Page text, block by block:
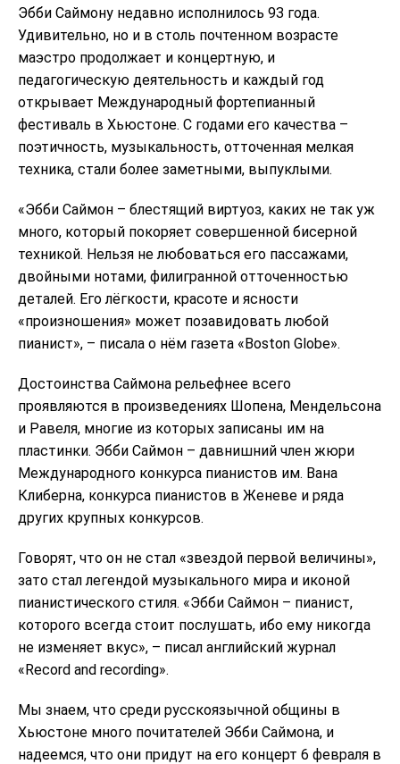
Эбби Саймону недавно исполнилось 93 года.
Удивительно, но и в столь почтенном возрасте
маэстро продолжает и концертную, и
педагогическую деятельность и каждый год
открывает Международный фортепианный
фестиваль в Хьюстоне. С годами его качества –
поэтичность, музыкальность, отточенная мелкая
техника, стали более заметными, выпуклыми.
«Эбби Саймон – блестящий виртуоз, каких не так уж
много, который покоряет совершенной бисерной
техникой. Нельзя не любоваться его пассажами,
двойными нотами, филигранной отточенностью
деталей. Его лёгкости, красоте и ясности
«произношения» может позавидовать любой
пианист», – писала о нём газета «Boston Globe».
Достоинства Саймона рельефнее всего
проявляются в произведениях Шопена, Мендельсона
и Равеля, многие из которых записаны им на
пластинки. Эбби Саймон – давнишний член жюри
Международного конкурса пианистов им. Вана
Клиберна, конкурса пианистов в Женеве и ряда
других крупных конкурсов.
Говорят, что он не стал «звездой первой величины»,
зато стал легендой музыкального мира и иконой
пианистического стиля. «Эбби Саймон – пианист,
которого всегда стоит послушать, ибо ему никогда
не изменяет вкус», – писал английский журнал
«Record and recording».
Мы знаем, что среди русскоязычной общины в
Хьюстоне много почитателей Эбби Саймона, и
надеемся, что они придут на его концерт 6 февраля в